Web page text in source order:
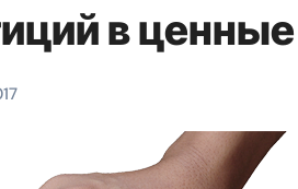
в ценные